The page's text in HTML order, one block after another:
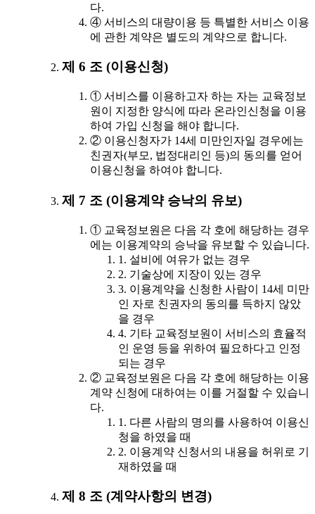
다.
④ 서비스의 대량이용 등 특별한 서비스 이용
에 관한 계약은 별도의 계약으로 합니다.
제 6 조 (이용신청)
① 서비스를 이용하고자 하는 자는 교육정보
원이 지정한 양식에 따라 온라인신청을 이용
하여 가입 신청을 해야 합니다.
② 이용신청자가 14세 미만인자일 경우에는
친권자(부모, 법정대리인 등)의 동의를 얻어
이용신청을 하여야 합니다.
제 7 조 (이용계약 승낙의 유보)
① 교육정보원은 다음 각 호에 해당하는 경우
에는 이용계약의 승낙을 유보할 수 있습니다.
1. 설비에 여유가 없는 경우
2. 기술상에 지장이 있는 경우
3. 이용계약을 신청한 사람이 14세 미만
인 자로 친권자의 동의를 득하지 않았
을 경우
4. 기타 교육정보원이 서비스의 효율적
인 운영 등을 위하여 필요하다고 인정
되는 경우
② 교육정보원은 다음 각 호에 해당하는 이용
계약 신청에 대하여는 이를 거절할 수 있습니
다.
1. 다른 사람의 명의를 사용하여 이용신
청을 하였을 때
2. 이용계약 신청서의 내용을 허위로 기
재하였을 때
제 8 조 (계약사항의 변경)